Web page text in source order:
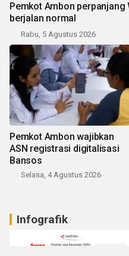
Pemkot Ambon perpanjang
berjalan normal
Rabu, 5 Agustus 2026
Pemkot Ambon wajibkan
ASN registrasi digitalisasi
Bansos
Selasa, 4 Agustus 2026
Infografik